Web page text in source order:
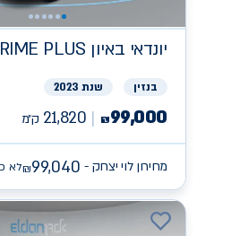
יונדאי PRIME PLUS באיון
בנזין שנת 2023
₪99,000
21,820 ק״מ
מחירון לוי יצחק - ₪99,040 לא